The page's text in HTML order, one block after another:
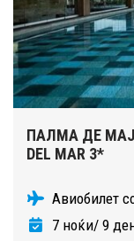
ПАЛМА ДЕ
DEL MAR 3*
Авиобилет
7 ноќи/ 9